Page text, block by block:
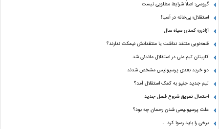
گروسی: اصلاً شرایط مطلوبی نیست
استقلال؛ بی‌خانه در آسیا!
آزادی؛ کمدی سیاه سال
قلعه‌نویی منتقد نداشت یا منتقدانش نیمکت ندارند؟
کاپیتان تیم ملی در استقلال ماندنی شد
دو خرید بعدی پرسپولیس مشخص شدند
تیم جدید جنپو به کمک استقلال آمد؟
احتمال تعویق شروع فصل جدید
علت پرسپولیسی شدن رحمان چه بود؟
برخی را باید رسوا کرد …